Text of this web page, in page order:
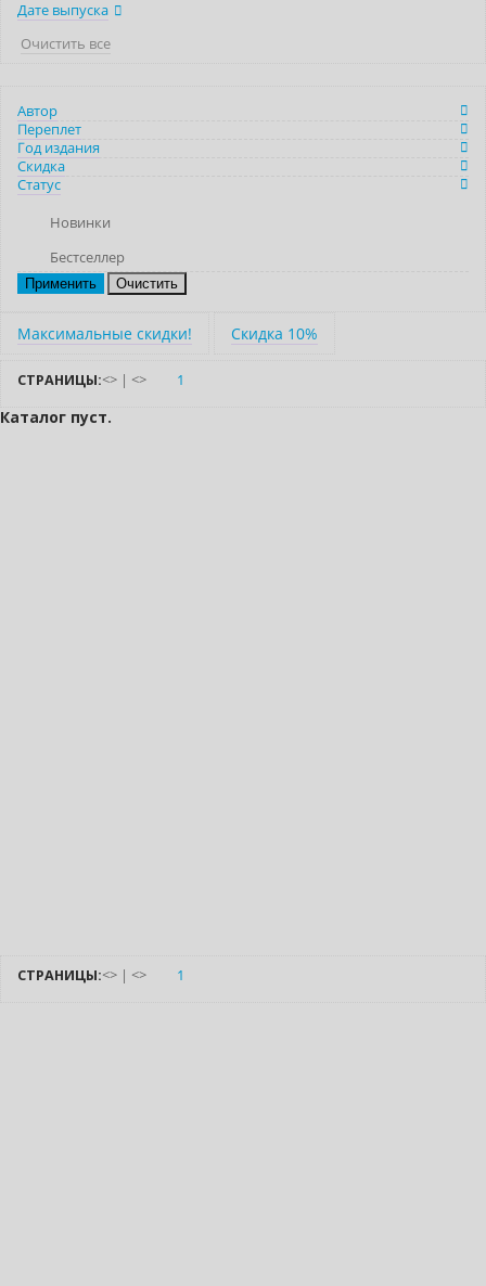
Дате выпуска
Очистить все
Автор
Переплет
Год издания
Скидка
Статус
Новинки
Бестселлер
Очистить
Максимальные скидки! Скидка 10%
СТРАНИЦЫ:<> | <> 1
Каталог пуст.
СТРАНИЦЫ:<> | <> 1